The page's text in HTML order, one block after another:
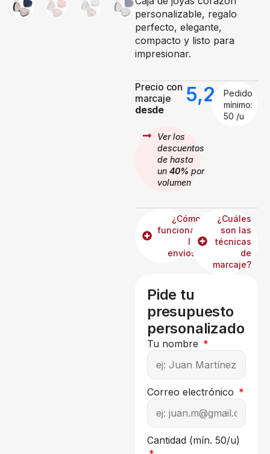
personalizable, regalo
perfecto, elegante,
compacto y listo para
impresionar.
Precio con
marcaje
desde
5,20€
Pedido
mínimo:
50 /u
Ver los
descuentos
de hasta
un 40% por
volumen
¿Cómo
funcionan
los
envíos?
¿Cuáles
son las
técnicas
de
marcaje?
Pide tu
presupuesto
personalizado
Tu nombre
Correo electrónico
Cantidad (mín. 50/u)